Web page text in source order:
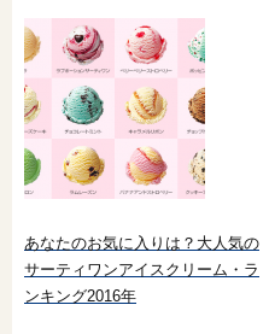
あなたのお気に入りは？大人気の
サーティワンアイスクリーム・ラ
ンキング2016年